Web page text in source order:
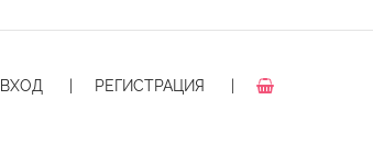
ВХОД РЕГИСТРАЦИЯ